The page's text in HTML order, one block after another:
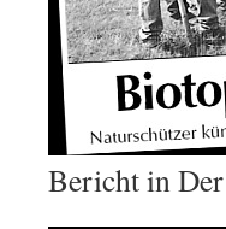
Bericht in